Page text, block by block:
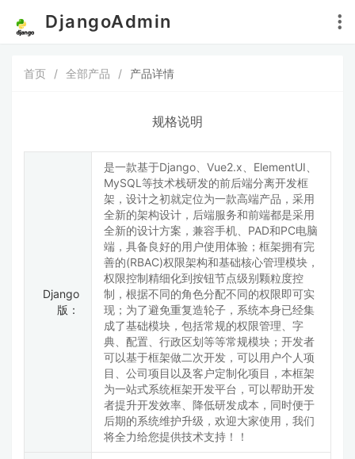
DjangoAdmin
首页 / 全部产品 / 产品详情
规格说明
Django
版：
是一款基于Django、Vue2.x、ElementUI、
MySQL等技术栈研发的前后端分离开发框
架，设计之初就定位为一款高端产品，采用
全新的架构设计，后端服务和前端都是采用
全新的设计方案，兼容手机、PAD和PC电脑
端，具备良好的用户使用体验；框架拥有完
善的(RBAC)权限架构和基础核心管理模块，
权限控制精细化到按钮节点级别颗粒度控
制，根据不同的角色分配不同的权限即可实
现；为了避免重复造轮子，系统本身已经集
成了基础模块，包括常规的权限管理、字
典、配置、行政区划等等常规模块；开发者
可以基于框架做二次开发，可以用户个人项
目、公司项目以及客户定制化项目，本框架
为一站式系统框架开发平台，可以帮助开发
者提升开发效率、降低研发成本，同时便于
后期的系统维护升级，欢迎大家使用，我们
将全力给您提供技术支持！！